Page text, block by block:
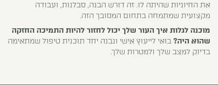
את החיוניות שהיתה לו. זה דורש הבנה, סבלנות, ועבודה
מקצועית שמתמחה בתחום המסובך הזה.
מוכנה לגלות איך העור שלך יכול לחזור להיות התמיכה החזקה
שהוא היה? בואי לייעוץ אישי ונבנה יחד תוכנית טיפול שמתאימה
בדיוק למצב שלך ולמטרות שלך.